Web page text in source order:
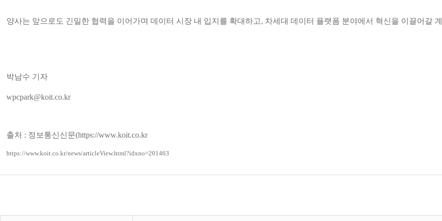
양사는 앞으로도 긴밀한 협력을 이어가며 데이터 시장 내 입지를 확대하고, 차세대 데이터 플랫폼 분야에서 혁신을 이끌어갈
박남수 기자
wpcpark@koit.co.kr
출처 : 정보통신신문(https://www.koit.co.kr
https://www.koit.co.kr/news/articleView.html?idxno=201463